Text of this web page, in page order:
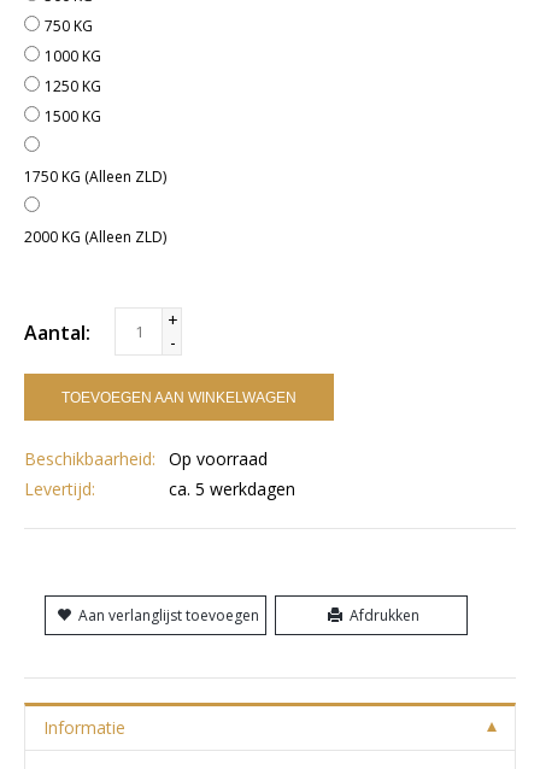
750 KG
1000 KG
1250 KG
1500 KG
1750 KG (Alleen ZLD)
2000 KG (Alleen ZLD)
Aantal:
+
-
TOEVOEGEN AAN WINKELWAGEN
Beschikbaarheid:
Op voorraad
Levertijd:
ca. 5 werkdagen
Aan verlanglijst toevoegen Afdrukken
Informatie